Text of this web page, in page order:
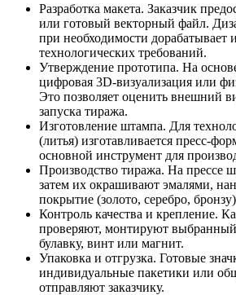
Разработка макета. Заказчик
или готовый векторный файл.
при необходимости дорабатывает
технологических требований.
Утверждение прототипа. На
цифровая 3D-визуализация или
Это позволяет оценить внешний
запуска тиража.
Изготовление штампа. Для
(литья) изготавливается пресс-
основной инструмент для
Производство тиража. На прессе
затем их окрашивают эмалями,
покрытие (золото, серебро,
Контроль качества и крепление.
проверяют, монтируют
булавку, винт или магнит.
Упаковка и отгрузка. Готовые
индивидуальные пакетики или
отправляют заказчику.